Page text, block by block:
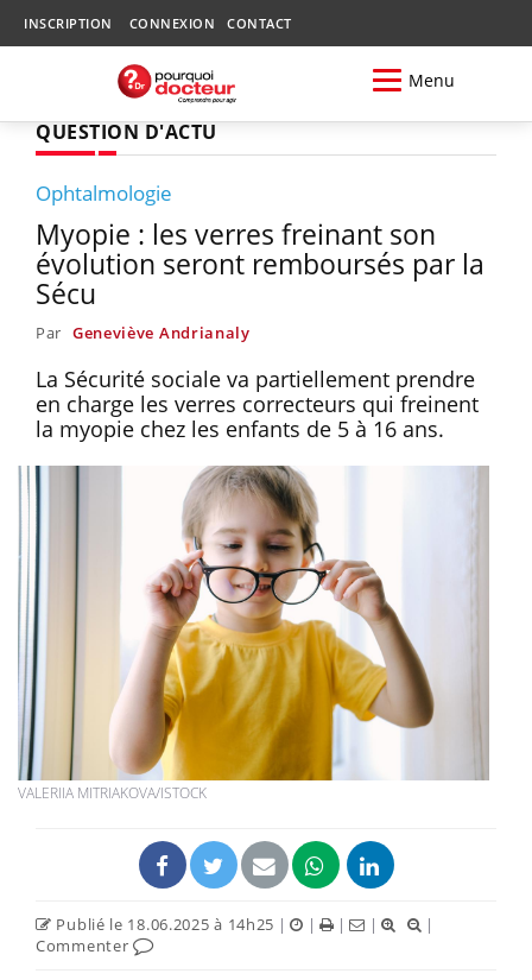
INSCRIPTION CONNEXION CONTACT
Menu
QUESTION D'ACTU
Ophtalmologie
Myopie : les verres freinant son
évolution seront remboursés par la
Sécu
Par Geneviève Andrianaly
La Sécurité sociale va partiellement prendre
en charge les verres correcteurs qui freinent
la myopie chez les enfants de 5 à 16 ans.
VALERIIA MITRIAKOVA/ISTOCK
Publié le 18.06.2025 à 14h25 | | | |
|
Commenter